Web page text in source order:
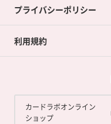
プライバシーポリシー
利用規約
カードラボオンライン
ショップ